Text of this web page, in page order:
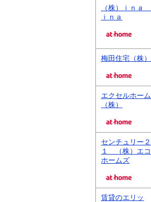
（株）ｉｎａ
ｉｎａ
梅田住宅（株）
エクセルホーム
（株）
センチュリー２
１ （株）エコ
ホームズ
賃貸のエリッ